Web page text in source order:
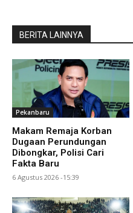
BERITA LAINNYA
Pekanbaru
Makam Remaja Korban
Dugaan Perundungan
Dibongkar, Polisi Cari
Fakta Baru
6 Agustus 2026 -15:39